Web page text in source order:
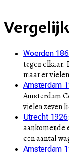
+
–
Woerden
tegen elkaar.
maar er
Amsterdam
Amsterdam
vielen zeven
Utrecht 1926:
aankomende
een aantal
Amsterdam